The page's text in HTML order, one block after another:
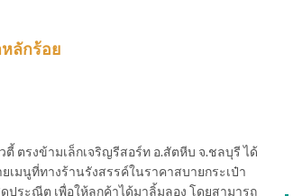
ลักร้อย
ตรงข้ามเล็กเจริญรีสอร์ท อ.สัตหีบ จ.ชลบุรี ได้
มนูที่ทางร้านรังสรรค์ในราคาสบายกระเป๋า
ระณีต เพื่อให้ลูกค้าได้มาลิ้มลอง โดยสามารถ